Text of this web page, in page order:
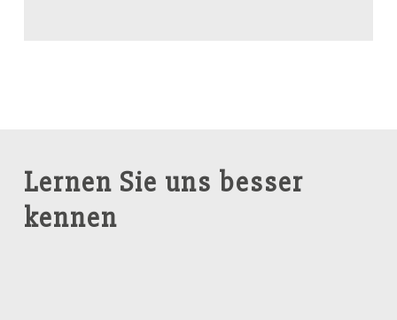
Lernen Sie uns besser
kennen